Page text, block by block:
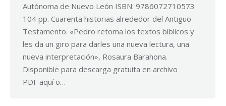
Autónoma de Nuevo León ISBN: 9786072710573
104 pp. Cuarenta historias alrededor del Antiguo
Testamento. «Pedro retoma los textos bíblicos y
les da un giro para darles una nueva lectura, una
nueva interpretación», Rosaura Barahona.
Disponible para descarga gratuita en archivo
PDF aquí o…